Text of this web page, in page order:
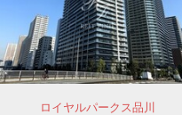
ロイヤルパークス品川